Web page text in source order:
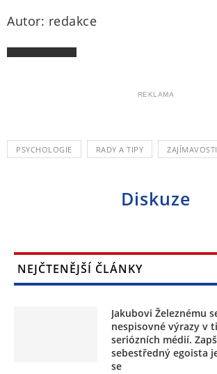
Autor: redakce
REKLAMA
PSYCHOLOGIE RADY A TIPY ZAJÍMAVOSTI
Diskuze
NEJČTENĚJŠÍ ČLÁNKY
Jakubovi Železnému
nespisovné výrazy v
seriózních médií.
sebestředný egoista
se